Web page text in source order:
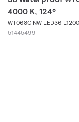
4000 K, 124°
WT068C NW LED36
51445499